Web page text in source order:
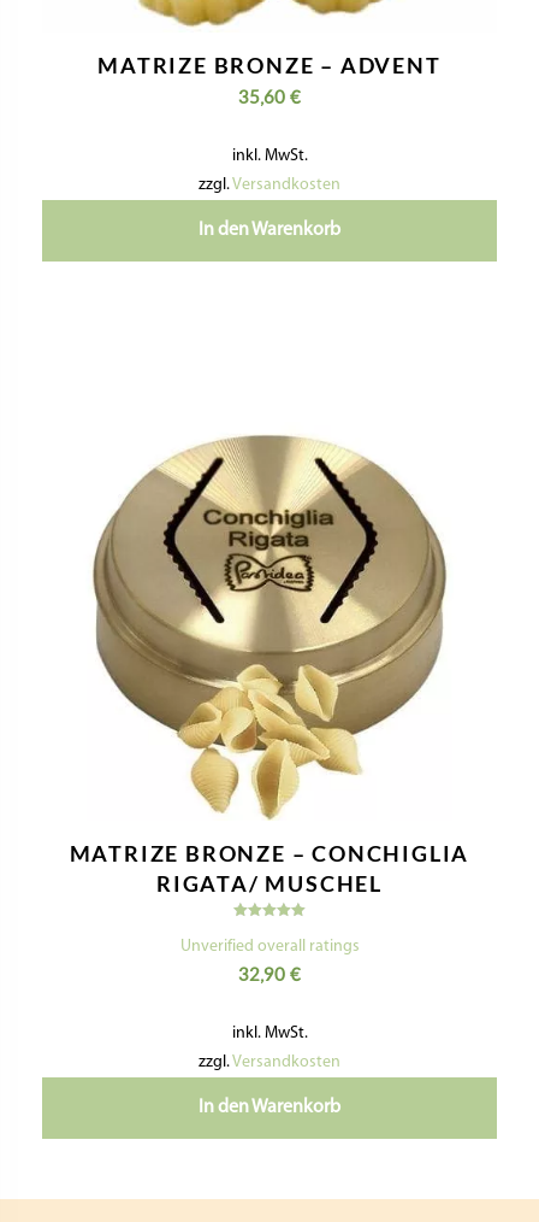
MATRIZE BRONZE – ADVENT
35,60 €
inkl. MwSt.
zzgl.Versandkosten
In den Warenkorb
MATRIZE BRONZE – CONCHIGLIA
RIGATA/ MUSCHEL
mit
von 5
Unverified overall ratings
32,90 €
inkl. MwSt.
zzgl.Versandkosten
In den Warenkorb